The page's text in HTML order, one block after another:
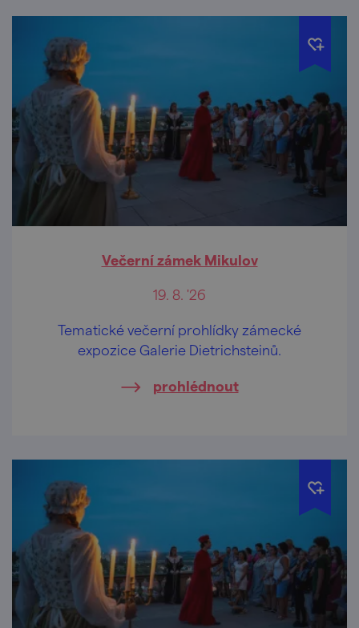
Večerní zámek Mikulov
19. 8. '26
Tematické večerní prohlídky zámecké
expozice Galerie Dietrichsteinů.
prohlédnout